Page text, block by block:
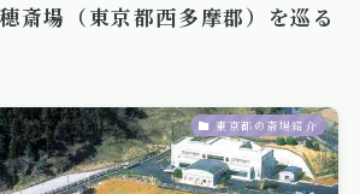
斎場（東京都西多摩郡）を巡る
東京都の斎場紹介